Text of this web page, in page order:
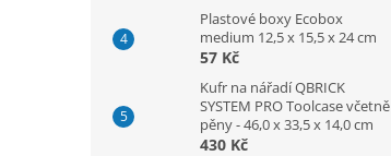
Plastové boxy Ecobox
medium 12,5 x 15,5 x 24 cm
57 Kč
Kufr na nářadí QBRICK
SYSTEM PRO Toolcase včetně
pěny - 46,0 x 33,5 x 14,0 cm
430 Kč